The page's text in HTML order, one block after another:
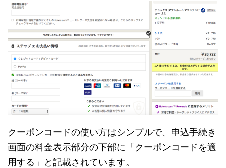
クーポンコードの使い方はシンプルで、申込手続き
画面の料金表示部分の下部に「クーポンコードを適
用する」と記載されています。